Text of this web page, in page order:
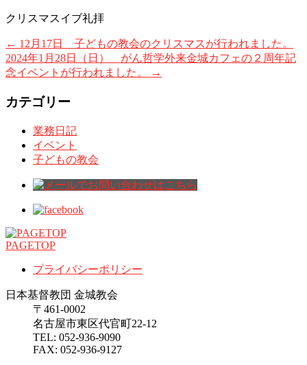
クリスマスイブ礼拝
← 12月17日 子どもの教会のクリスマスが行われました。
2024年1月28日（日） がん哲学外来金城カフェの２周年記
念イベントが行われました。
→
カテゴリー
業務日記
イベント
子どもの教会
PAGETOP
プライバシーポリシー
日本基督教団 金城教会
〒461-0002
名古屋市東区代官町22-12
TEL: 052-936-9090
FAX: 052-936-9127